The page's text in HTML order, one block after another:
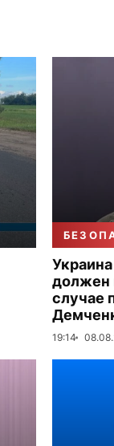
должен
случае
19:14